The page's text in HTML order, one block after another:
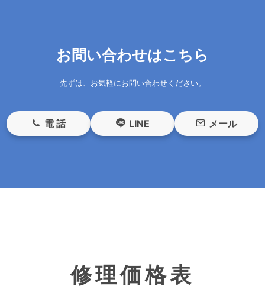
お問い合わせはこちら
先ずは、お気軽にお問い合わせください。
電 話 LINE メール
修理価格表